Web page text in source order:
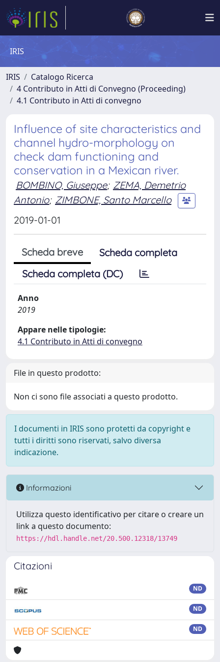
IRIS
IRIS
Catalogo Ricerca
4 Contributo in Atti di Convegno (Proceeding)
4.1 Contributo in Atti di convegno
Influence of site characteristics and
channel hydro-morphology on
check dam functioning and
conservation in a Mexican river.
BOMBINO, Giuseppe; ZEMA, Demetrio
Antonio; ZIMBONE, Santo Marcello
2019-01-01
Scheda breve
Scheda completa
Scheda completa (DC)
Anno
2019
Appare nelle tipologie:
4.1 Contributo in Atti di convegno
File in questo prodotto:
Non ci sono file associati a questo prodotto.
I documenti in IRIS sono protetti da copyright e
tutti i diritti sono riservati, salvo diversa
indicazione.
Informazioni
Utilizza questo identificativo per citare o creare un
link a questo documento:
https://hdl.handle.net/20.500.12318/13749
Citazioni
ND
ND
ND